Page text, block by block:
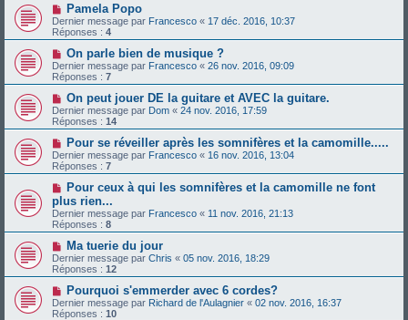
Pamela Popo
Dernier message par Francesco « 17 déc. 2016, 10:37
Réponses : 4
On parle bien de musique ?
Dernier message par Francesco « 26 nov. 2016, 09:09
Réponses : 7
On peut jouer DE la guitare et AVEC la guitare.
Dernier message par Dom « 24 nov. 2016, 17:59
Réponses : 14
Pour se réveiller après les somnifères et la camomille.....
Dernier message par Francesco « 16 nov. 2016, 13:04
Réponses : 7
Pour ceux à qui les somnifères et la camomille ne font
plus rien...
Dernier message par Francesco « 11 nov. 2016, 21:13
Réponses : 8
Ma tuerie du jour
Dernier message par Chris « 05 nov. 2016, 18:29
Réponses : 12
Pourquoi s'emmerder avec 6 cordes?
Dernier message par Richard de l'Aulagnier « 02 nov. 2016, 16:37
Réponses : 10